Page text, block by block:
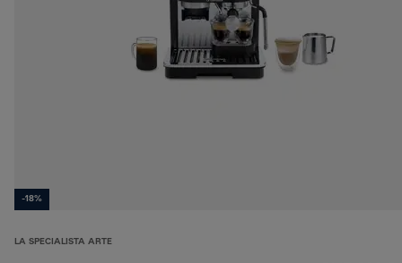
-18%
LA SPECIALISTA ARTE